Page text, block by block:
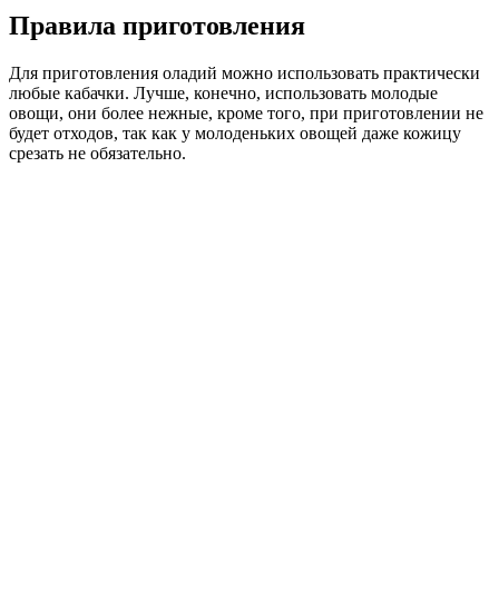
Правила приготовления
Для приготовления оладий можно использовать практически
любые кабачки. Лучше, конечно, использовать молодые
овощи, они более нежные, кроме того, при приготовлении не
будет отходов, так как у молоденьких овощей даже кожицу
срезать не обязательно.